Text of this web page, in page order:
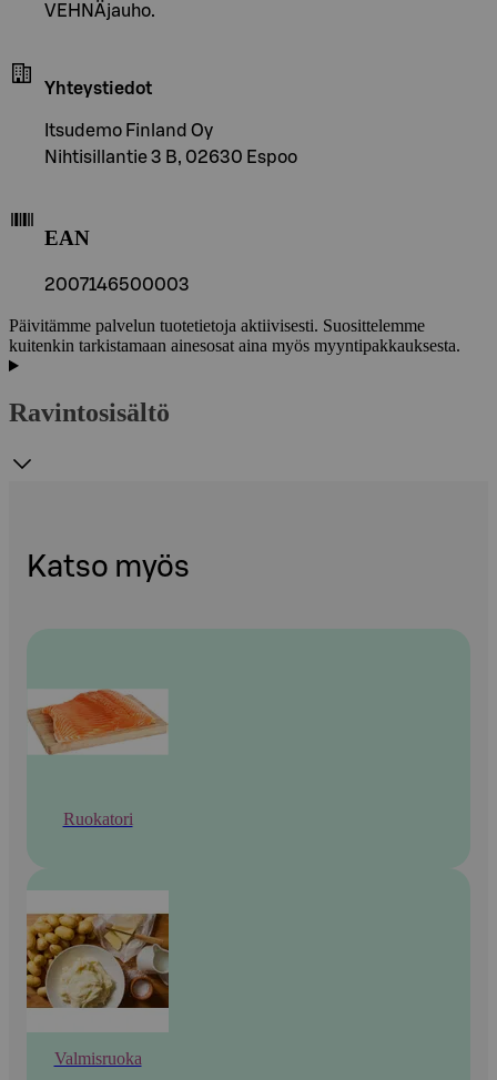
VEHNÄjauho.
Yhteystiedot
Itsudemo Finland Oy
Nihtisillantie 3 B, 02630 Espoo
EAN
2007146500003
Päivitämme palvelun tuotetietoja aktiivisesti. Suosittelemme
kuitenkin tarkistamaan ainesosat aina myös myyntipakkauksesta.
Ravintosisältö
Katso myös
Ruokatori
Valmisruoka